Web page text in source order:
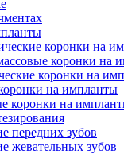
коронки на
коронки на
коронки на
на импланты
коронки на
передних зубов
жевательных зубов